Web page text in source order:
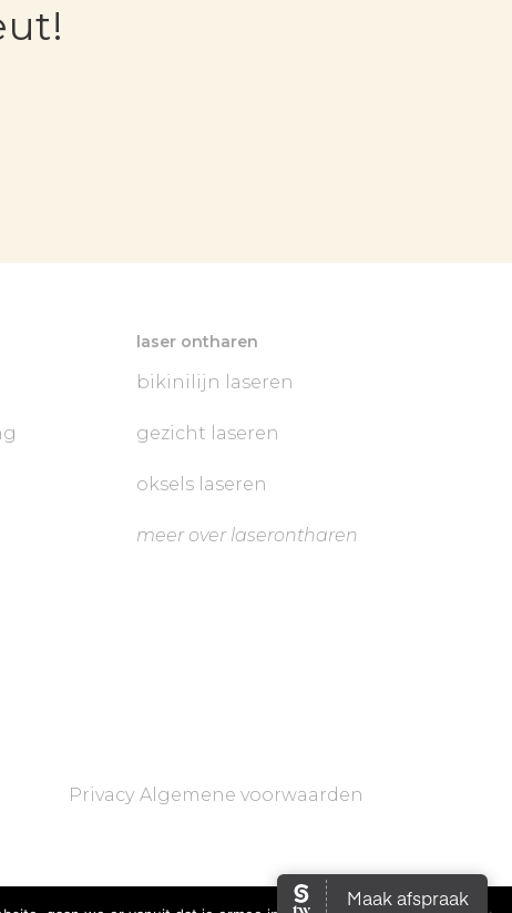
laser ontharen
bikinilijn laseren
gezicht laseren
oksels laseren
meer over laserontharen
Privacy Algemene voorwaarden